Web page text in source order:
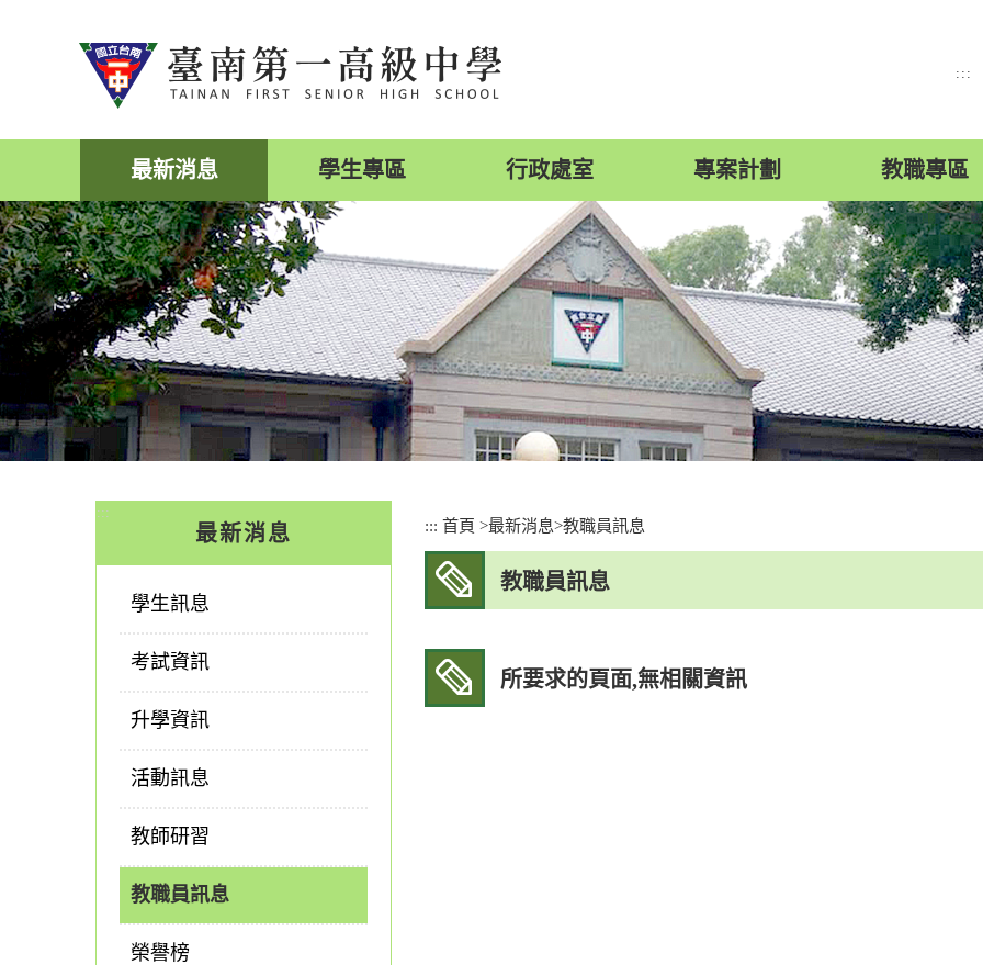
:::
最新消息 學生專區 行政處室 專案計劃 教職專區
:::
最新消息
學生訊息
考試資訊
升學資訊
活動訊息
教師研習
教職員訊息
榮譽榜
::: 首頁 >最新消息>教職員訊息
教職員訊息
所要求的頁面,無相關資訊